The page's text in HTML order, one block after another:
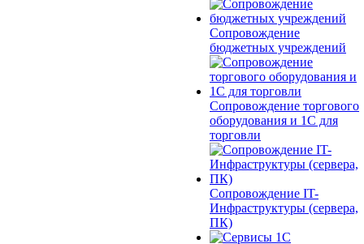
Сопровождение
бюджетных учреждений
Сопровождение торгового
оборудования и 1С для
торговли
Сопровождение IT-
Инфраструктуры (сервера,
ПК)